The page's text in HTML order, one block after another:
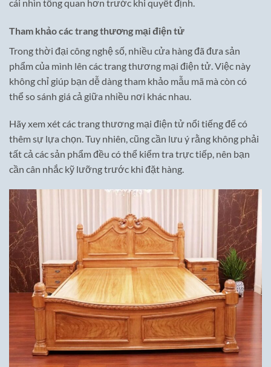
cái nhìn tổng quan hơn trước khi quyết định.
Tham khảo các trang thương mại điện tử
Trong thời đại công nghệ số, nhiều cửa hàng đã đưa sản
phẩm của mình lên các trang thương mại điện tử. Việc này
không chỉ giúp bạn dễ dàng tham khảo mẫu mã mà còn có
thể so sánh giá cả giữa nhiều nơi khác nhau.
Hãy xem xét các trang thương mại điện tử nổi tiếng để có
thêm sự lựa chọn. Tuy nhiên, cũng cần lưu ý rằng không phải
tất cả các sản phẩm đều có thể kiểm tra trực tiếp, nên bạn
cần cân nhắc kỹ lưỡng trước khi đặt hàng.